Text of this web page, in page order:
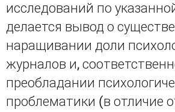
исследований по
делается вывод о
наращивании доли
журналов и,
преобладании
проблематики (в отличие